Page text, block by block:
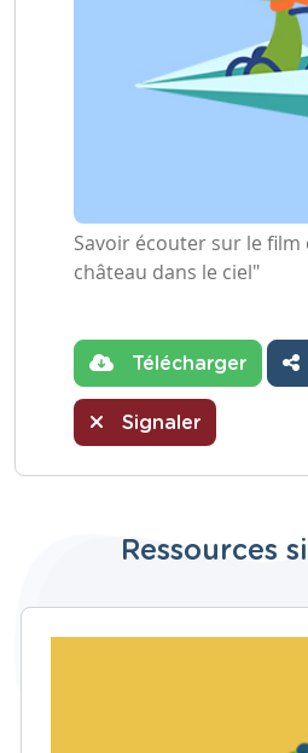
Savoir écouter sur le
château dans le ciel"
Télécharger
Signaler
Ressources